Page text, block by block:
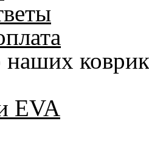
наших
EVA